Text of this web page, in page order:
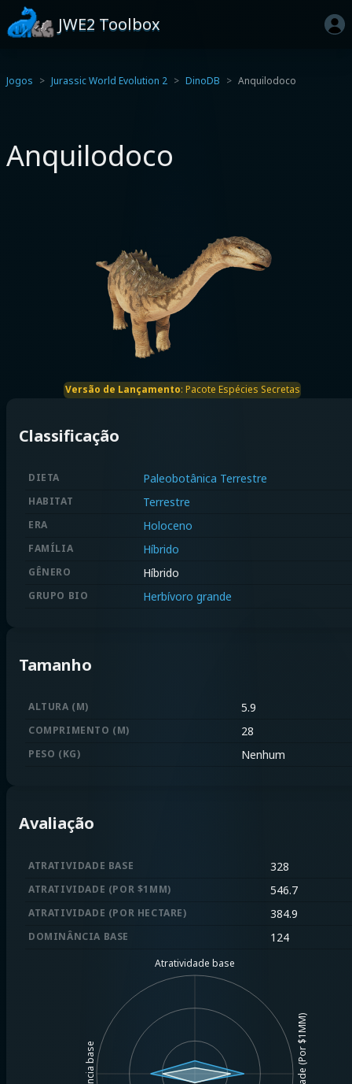
JWE2 Toolbox
Jogos Jurassic World Evolution 2 DinoDB Anquilodoco
Anquilodoco
Versão de Lançamento: Pacote Espécies Secretas
Classificação
DIETA Paleobotânica Terrestre
HABITAT Terrestre
ERA Holoceno
FAMÍLIA Híbrido
GÊNERO Híbrido
GRUPO BIO Herbívoro grande
Tamanho
ALTURA (M) 5.9
COMPRIMENTO (M) 28
PESO (KG) Nenhum
Avaliação
ATRATIVIDADE BASE 328
ATRATIVIDADE (POR $1MM) 546.7
ATRATIVIDADE (POR HECTARE) 384.9
DOMINÂNCIA BASE 124
Atratividade base